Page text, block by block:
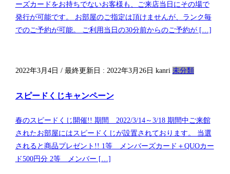
ーズカードをお持ちでないお客様も、ご来店当日にその場で
発行が可能です。 お部屋のご指定は頂けませんが、ランク毎
でのご予約が可能。 ご利用当日の30分前からのご予約が […]
2022年3月4日 / 最終更新日 : 2022年3月26日 kanri 未分類
スピードくじキャンペーン
春のスピードくじ開催!! 期間 2022/3/14～3/18 期間中ご来館
されたお部屋にはスピードくじが設置されております。 当選
されると商品プレゼント!! 1等 メンバーズカード＋QUOカー
ド500円分 2等 メンバー […]